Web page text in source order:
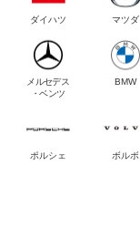
ダイハツ マツダ
メルセデス
・ベンツ
BMW
ポルシェ ボルボ